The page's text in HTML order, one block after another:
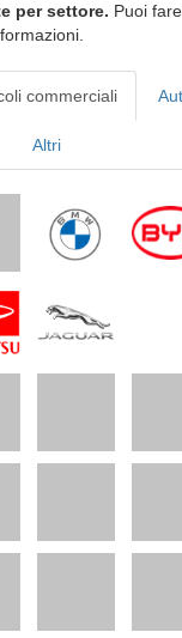
per settore. Puoi
commerciali
Altri